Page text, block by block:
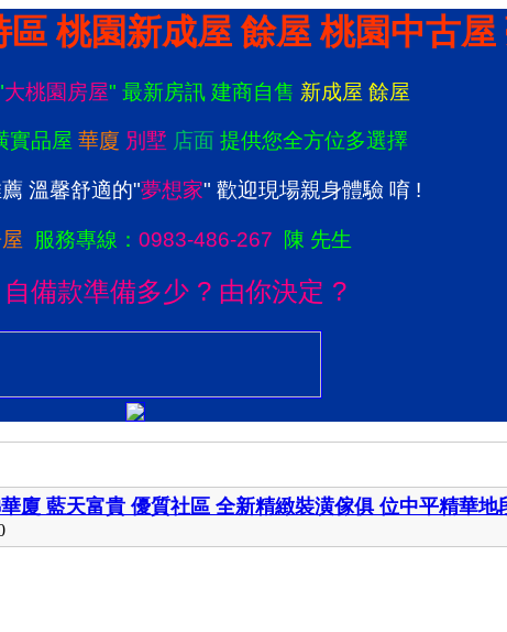
桃園新成屋 餘屋 桃園中古
大桃園房屋" 最新房訊 建商自售 新成屋 餘屋
實品屋 華廈 別墅 店面 提供您全方位多選擇
溫馨舒適的"夢想家" 歡迎現場親身體驗 唷 !
服務專線： 0983-486-267 陳 先生
備款準備多少 ? 由你決定 ?
廈 藍天富貴 優質社區 全新精緻裝潢傢俱 位中平精華